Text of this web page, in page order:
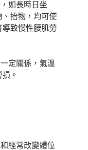
如長時日坐
抬物，均可使
致慢性腰肌勞
定關係，氣溫
。
經常改變體位